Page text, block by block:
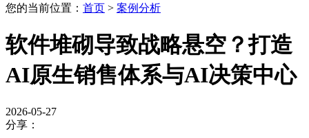
您的当前位置： 首页 > 案例分析
软件堆砌导致战略悬空？打造
AI原生销售体系与AI决策中心
2026-05-27
分享：